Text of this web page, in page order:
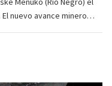
nuevo avance minero…